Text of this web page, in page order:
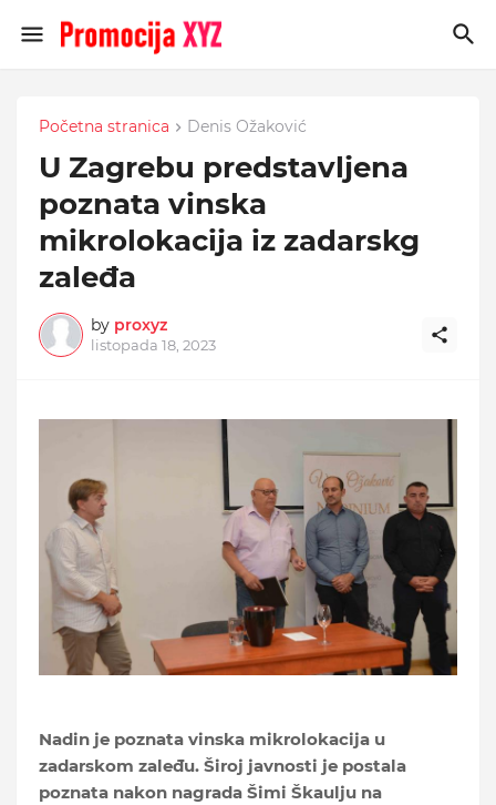
Početna stranica Denis Ožaković
U Zagrebu predstavljena
poznata vinska
mikrolokacija iz zadarskg
zaleđa
by proxyz
listopada 18, 2023
Nadin je poznata vinska mikrolokacija u
zadarskom zaleđu. Široj javnosti je postala
poznata nakon nagrada Šimi Škaulju na